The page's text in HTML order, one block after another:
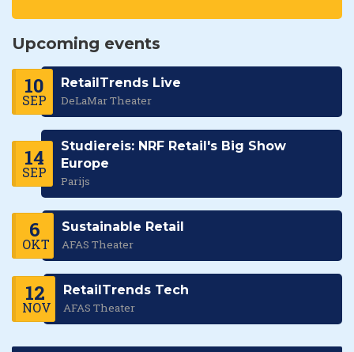
Upcoming events
10
SEP
RetailTrends Live
DeLaMar Theater
14
SEP
Studiereis: NRF Retail's Big Show
Europe
Parijs
6
OKT
Sustainable Retail
AFAS Theater
12
NOV
RetailTrends Tech
AFAS Theater